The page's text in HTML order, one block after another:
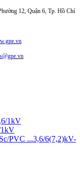
12, Quận 6, Tp. Hồ Chí
1kV
1kV
PVC ...3,6/6(7,2)kV-